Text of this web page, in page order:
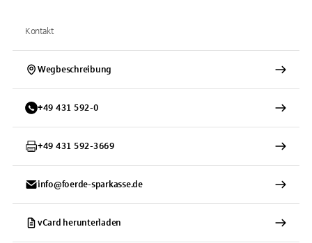
Kontakt
Wegbeschreibung
+49 431 592-0
+49 431 592-3669
info@foerde-sparkasse.de
vCard herunterladen